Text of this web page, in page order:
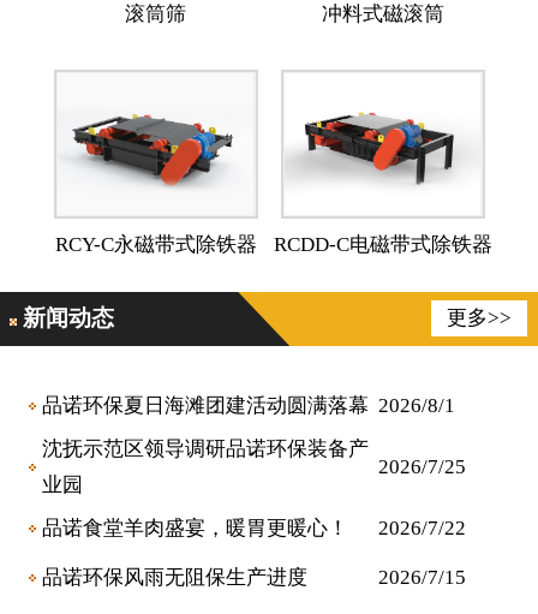
滚筒筛 冲料式磁滚筒
RCY-C永磁带式除铁器 RCDD-C电磁带式除铁器
新闻动态 更多>>
品诺环保夏日海滩团建活动圆满落幕 2026/8/1
沈抚示范区领导调研品诺环保装备产
业园
2026/7/25
品诺食堂羊肉盛宴，暖胃更暖心！ 2026/7/22
品诺环保风雨无阻保生产进度 2026/7/15